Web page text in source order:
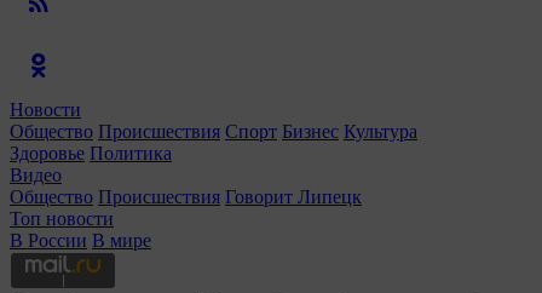
Новости
Общество Происшествия Спорт Бизнес Культура
Здоровье Политика
Видео
Общество Происшествия Говорит Липецк
Топ новости
В России В мире